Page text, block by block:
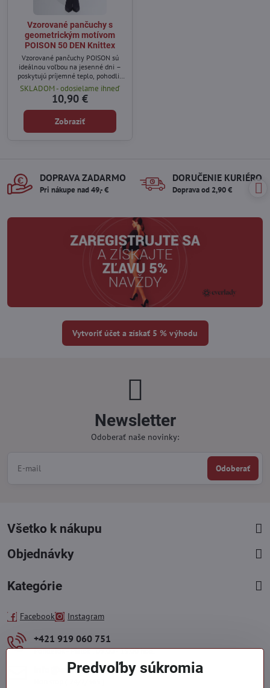
Vzorované pančuchy s
geometrickým motívom
POISON 50 DEN Knittex
Vzorované pančuchy POISON sú
ideálnou voľbou na jesenné dni –
poskytujú príjemné teplo, pohodlie
a zároveň dodajú vášmu outfitu
elegantný charakter.
SKLADOM - odosielame ihneď
10,90 €
Zobraziť
DOPRAVA ZADARMO
Pri nákupe nad 49,- €
DORUČENIE KURIÉROM
Doprava od 2,90 €
Vytvoriť účet a získať 5 % výhodu
Newsletter
Odoberať naše novinky:
Odoberať
Všetko k nákupu
Objednávky
Kategórie
Facebook Instagram
+421 919 060 751
Pondelok - Piatok : 09:00 - 15:00 hod.
info​@everlady​.eu
Predvoľby súkromia